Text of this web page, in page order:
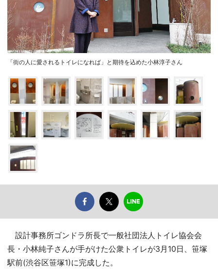
「街の人に愛されるトイレになれば」と期待を込めた小林淳子さん
設計事務所ゴンドラ所長で一般社団法人トイレ協会会
長・小林純子さんが手がけた公衆トイレが3月10日、笹塚
駅前(渋谷区笹塚1)に完成した。